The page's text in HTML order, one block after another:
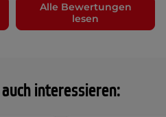
interessieren:
Alle Bewertungen
lesen